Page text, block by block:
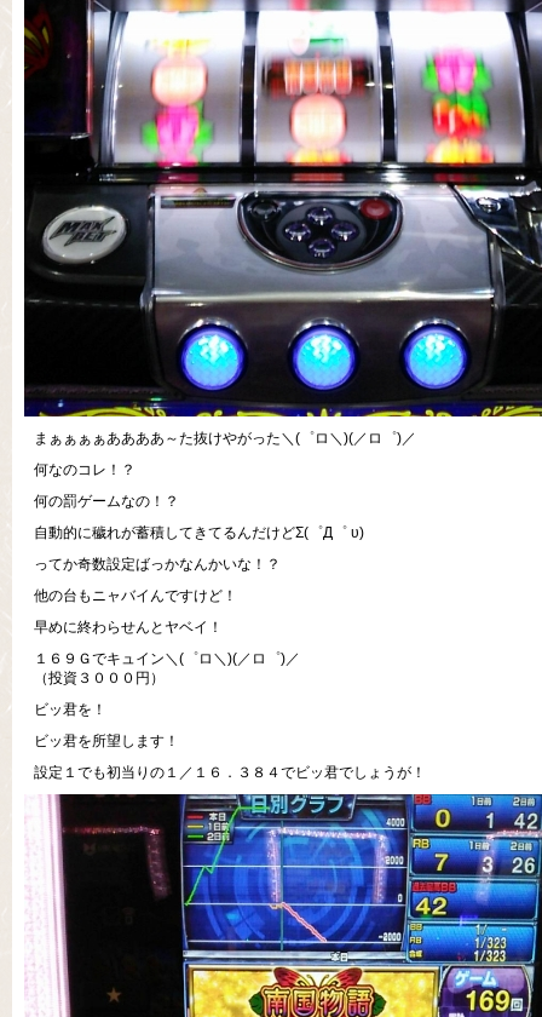
まぁぁぁぁああああ～た抜けやがった＼(゜ロ＼)(／ロ゜)／
何なのコレ！？
何の罰ゲームなの！？
自動的に穢れが蓄積してきてるんだけどΣ(゜Д゜ υ)
ってか奇数設定ばっかなんかいな！？
他の台もニャバイんですけど！
早めに終わらせんとヤベイ！
１６９Ｇでキュイン＼(゜ロ＼)(／ロ゜)／
（投資３０００円）
ビッ君を！
ビッ君を所望します！
設定１でも初当りの１／１６．３８４でビッ君でしょうが！